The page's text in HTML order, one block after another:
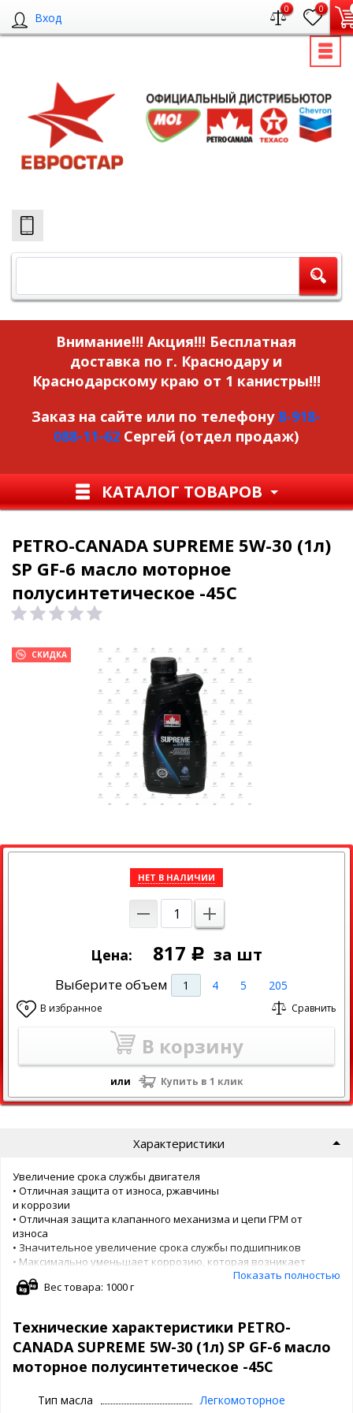
Вход
0 0
Внимание!!! Акция!!! Бесплатная
доставка по г. Краснодару и
Краснодарскому краю от 1 канистры!!!
Заказ на сайте или по телефону 8-918-
088-11-62 Сергей (отдел продаж)
КАТАЛОГ ТОВАРОВ
PETRO-CANADA SUPREME 5W-30 (1л)
SP GF-6 масло моторное
полусинтетическое -45С
СКИДКА
НЕТ В НАЛИЧИИ
Цена: 817 Р за шт
Выберите объем 1 4 5 205
0 В избранное Сравнить
В корзину
или Купить в 1 клик
Характеристики
Увеличение срока службы двигателя
• Отличная защита от износа, ржавчины
и коррозии
• Отличная защита клапанного механизма и цепи ГРМ от
износа
• Значительное увеличение срока службы подшипников
• Максимально уменьшает коррозию, которая возникает
при частых пусках и остановах двигателя в условиях
низких температур
Исключительная устойчивость к термическому
разрушению при высоких температурах
• Более чистые двигатели
• Снижает образование лаков, шлама и углеродных
• Защищает турбокомпрессоры от отложений
Показать полностью
Вес товара: 1000 г
Технические характеристики PETRO-
CANADA SUPREME 5W-30 (1л) SP GF-6 масло
моторное полусинтетическое -45С
Тип масла
Легкомоторное